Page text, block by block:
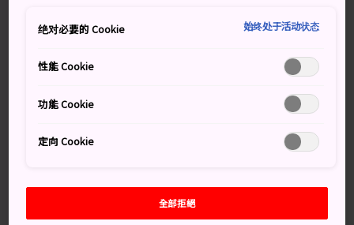
從大阪梅田站出發，乘搭寶塚本線，在池田站下車。
大阪北部的景點均在大阪/梅田站 30 分鐘路程範圍內，可
建於日本萬國博覽會的舊址。這個盛會標
誌著日本戰後快速發展，躍身為新興經濟強國的地位。舊
绝对必要的 Cookie 始终处于活动状态
性能 Cookie
功能 Cookie
定向 Cookie
全部拒絕